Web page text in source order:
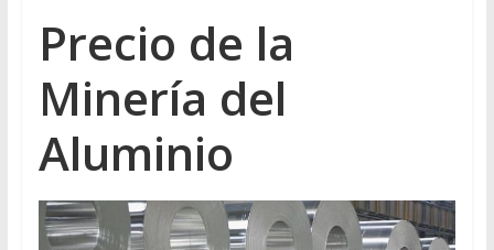
Precio de la
Minería del
Aluminio